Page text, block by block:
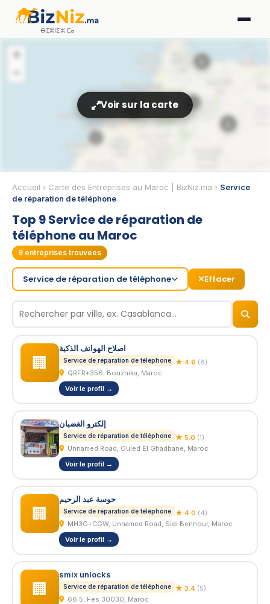
ⴱⵉⵣⵏⵉⵣ.ⵎⴰ
Accueil › Carte des Entreprises au Maroc | BizNiz.ma › Service
de réparation de téléphone
Top 9 Service de réparation de
téléphone au Maroc
9 entreprises trouvées
Service de réparation de téléphone Effacer
🏢
اصلاح الهواتف الذكية
Service de réparation de téléphone ★ 4.6 (8)
QRFR+356, Bouznika, Maroc
Voir le profil →
إلكترو الغضبان
Service de réparation de téléphone ★ 5.0 (1)
Unnamed Road, Ouled El Ghadbane, Maroc
Voir le profil →
🏢
حوسة عبد الرحيم
Service de réparation de téléphone ★ 4.0 (4)
MH3G+CGW, Unnamed Road, Sidi Bennour, Maroc
Voir le profil →
🏢
smix unlocks
Service de réparation de téléphone ★ 3.4 (5)
66 5, Fes 30030, Maroc
📱
📱
3
+
−
© 2026BizNiz.ma
Voir sur la carte